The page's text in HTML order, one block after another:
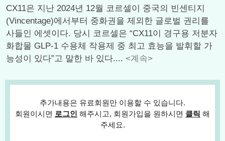
CX11은 지난 2024년 12월 코르셀이 중국의 빈센티지
(Vincentage)에서부터 중화권을 제외한 글로벌 권리를
사들인 에셋이다. 당시 코르셀은 “CX11이 경구용 저분자
화합물 GLP-1 수용체 작용제 중 최고 효능을 발휘할 가
능성이 있다”고 말한 바 있다.... <계속>
추가내용은 유료회원만 이용할 수 있습니다.
회원이시면 로그인 해주시고, 회원가입을 원하시면 클릭 해
주세요.